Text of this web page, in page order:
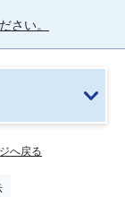
さい。
へ戻る